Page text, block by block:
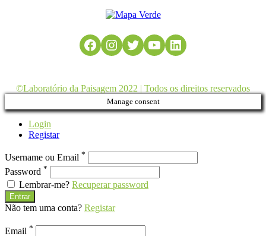
Facebook
Instagram
TwitterYouTubeLinkedIn
©Laboratório da Paisagem 2022 | Todos os direitos reservados
Manage consent
Login
Registar
Username ou Email *
Password *
Lembrar-me? Recuperar password
Entrar
Não tem uma conta? Registar
Email *